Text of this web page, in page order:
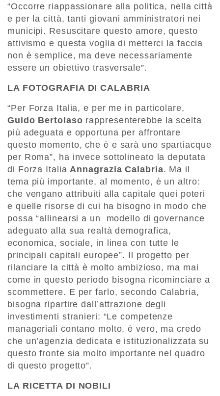
“Occorre riappassionare alla politica, nella città
e per la città, tanti giovani amministratori nei
municipi. Resuscitare questo amore, questo
attivismo e questa voglia di metterci la faccia
non è semplice, ma deve necessariamente
essere un obiettivo trasversale”.
LA FOTOGRAFIA DI CALABRIA
“Per Forza Italia, e per me in particolare,
Guido Bertolaso rappresenterebbe la scelta
più adeguata e opportuna per affrontare
questo momento, che è e sarà uno spartiacque
per Roma”, ha invece sottolineato la deputata
di Forza ItaliaAnnagrazia Calabria. Ma il
tema più importante, al momento, è un altro:
che vengano attribuiti alla capitale quei poteri
e quelle risorse di cui ha bisogno in modo che
possa “allinearsi a un modello di governance
adeguato alla sua realtà demografica,
economica, sociale, in linea con tutte le
principali capitali europee”. Il progetto per
rilanciare la città è molto ambizioso, ma mai
come in questo periodo bisogna ricominciare a
scommettere. E per farlo, secondo Calabria,
bisogna ripartire dall’attrazione degli
investimenti stranieri: “Le competenze
manageriali contano molto, è vero, ma credo
che un’agenzia dedicata e istituzionalizzata su
questo fronte sia molto importante nel quadro
di questo progetto”.
LA RICETTA DI NOBILI